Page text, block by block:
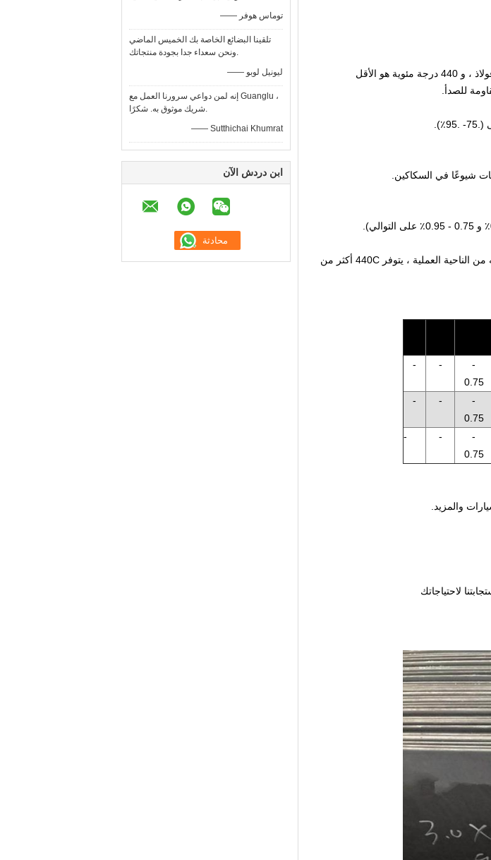
—— توماس هوفر
تلقينا البضائع الخاصة بك الخميس الماضي
ونحن سعداء جدا بجودة منتجاتك.
—— ليونيل لوبو
إنه لمن دواعي سرورنا العمل مع Guanglu ،
شريك موثوق به. شكرًا.
—— Sutthichai Khumrat
ابن دردش الآن
شيوعًا في السكاكين.
على الرغم من أن جميع الإصدارات الثلاثة من هذه الدرجة هي درجات قياسية ، إلا أنه من الناحية العملية ، يتوفر 440C أكثر من
-
0.75
-
-
-
0.75
-
-
-
0.75
-
-
والمزيد.
لاحتياجاتك